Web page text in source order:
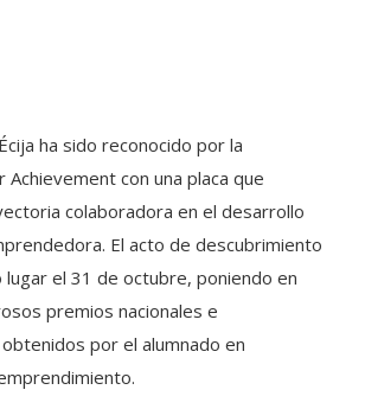
ha sido reconocido por la
Achievement con una placa que
colaboradora en el desarrollo
El acto de descubrimiento
lugar el 31 de octubre, poniendo en
premios nacionales e
por el alumnado en